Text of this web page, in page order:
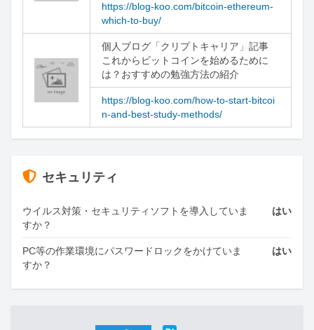
https://blog-koo.com/bitcoin-ethereum-
which-to-buy/
個人ブログ「クリプトキャリア」記事
これからビットコインを始めるために
は？おすすめの勉強方法の紹介
https://blog-koo.com/how-to-start-bitcoi
n-and-best-study-methods/
セキュリティ
ウイルス対策・セキュリティソフトを導入していま
すか？
はい
PC等の作業環境にパスワードロックをかけていま
すか？
はい